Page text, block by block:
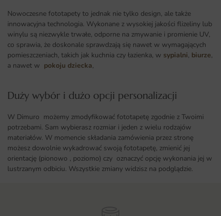
Nowoczesne fototapety to jednak nie tylko design, ale także
innowacyjna technologia. Wykonane z wysokiej jakości flizeliny lub
winylu są niezwykle trwałe, odporne na zmywanie i promienie UV,
co sprawia, że doskonale sprawdzają się nawet w wymagających
pomieszczeniach, takich jak kuchnia czy łazienka, w sypialni, biurze,
a nawet w pokoju dziecka,
Duży wybór i dużo opcji personalizacji ​
W Dimuro możemy zmodyfikować fototapetę zgodnie z Twoimi
potrzebami. Sam wybierasz rozmiar i jeden z wielu rodzajów
materiałów. W momencie składania zamówienia przez stronę
możesz dowolnie wykadrować swoją fototapetę, zmienić jej
orientację (pionowo , poziomo) czy oznaczyć opcję wykonania jej w
lustrzanym odbiciu. Wszystkie zmiany widzisz na podglądzie.